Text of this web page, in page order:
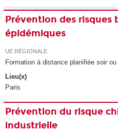
Prévention des risques
épidémiques
UE RÉGIONALE
Formation à distance planifiée soir ou
Lieu(x)
Paris
Prévention du risque
industrielle